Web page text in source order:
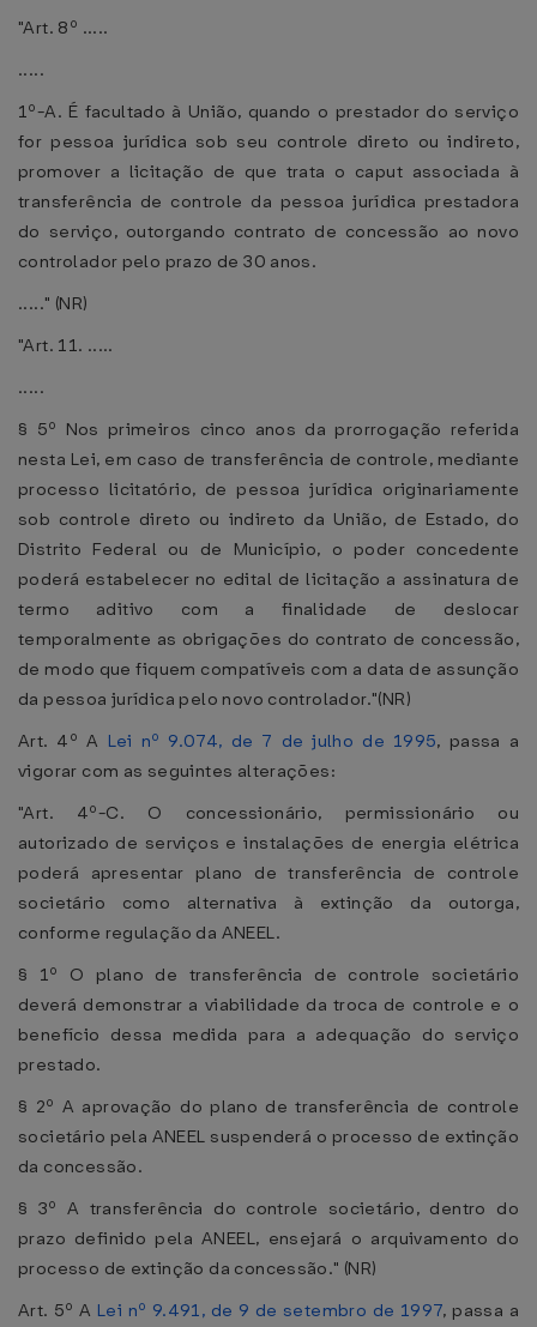
"Art. 8º .....
.....
1º-A. É facultado à União, quando o prestador do serviço
for pessoa jurídica sob seu controle direto ou indireto,
promover a licitação de que trata o caput associada à
transferência de controle da pessoa jurídica prestadora
do serviço, outorgando contrato de concessão ao novo
controlador pelo prazo de 30 anos.
....." (NR)
"Art. 11. .....
.....
§ 5º Nos primeiros cinco anos da prorrogação referida
nesta Lei, em caso de transferência de controle, mediante
processo licitatório, de pessoa jurídica originariamente
sob controle direto ou indireto da União, de Estado, do
Distrito Federal ou de Município, o poder concedente
poderá estabelecer no edital de licitação a assinatura de
termo aditivo com a finalidade de deslocar
temporalmente as obrigações do contrato de concessão,
de modo que fiquem compatíveis com a data de assunção
da pessoa jurídica pelo novo controlador."(NR)
Art. 4º A Lei nº 9.074, de 7 de julho de 1995, passa a
vigorar com as seguintes alterações:
"Art. 4º-C. O concessionário, permissionário ou
autorizado de serviços e instalações de energia elétrica
poderá apresentar plano de transferência de controle
societário como alternativa à extinção da outorga,
conforme regulação da ANEEL.
§ 1º O plano de transferência de controle societário
deverá demonstrar a viabilidade da troca de controle e o
benefício dessa medida para a adequação do serviço
prestado.
§ 2º A aprovação do plano de transferência de controle
societário pela ANEEL suspenderá o processo de extinção
da concessão.
§ 3º A transferência do controle societário, dentro do
prazo definido pela ANEEL, ensejará o arquivamento do
processo de extinção da concessão." (NR)
Art. 5º A Lei nº 9.491, de 9 de setembro de 1997, passa a